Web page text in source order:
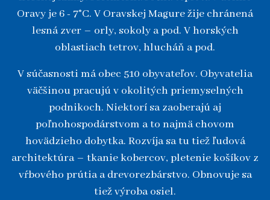
Oravy je 6 - 7°C. V Oravskej Magure žije chránená
lesná zver – orly, sokoly a pod. V horských
oblastiach tetrov, hlucháň a pod.
V súčasnosti má obec 510 obyvateľov. Obyvatelia
väčšinou pracujú v okolitých priemyselných
podnikoch. Niektorí sa zaoberajú aj
poľnohospodárstvom a to najmä chovom
hovädzieho dobytka. Rozvíja sa tu tiež ľudová
architektúra – tkanie kobercov, pletenie košíkov z
vŕbového prútia a drevorezbárstvo. Obnovuje sa
tiež výroba osiel.